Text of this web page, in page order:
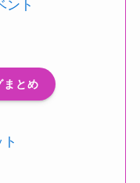
ント
まとめ